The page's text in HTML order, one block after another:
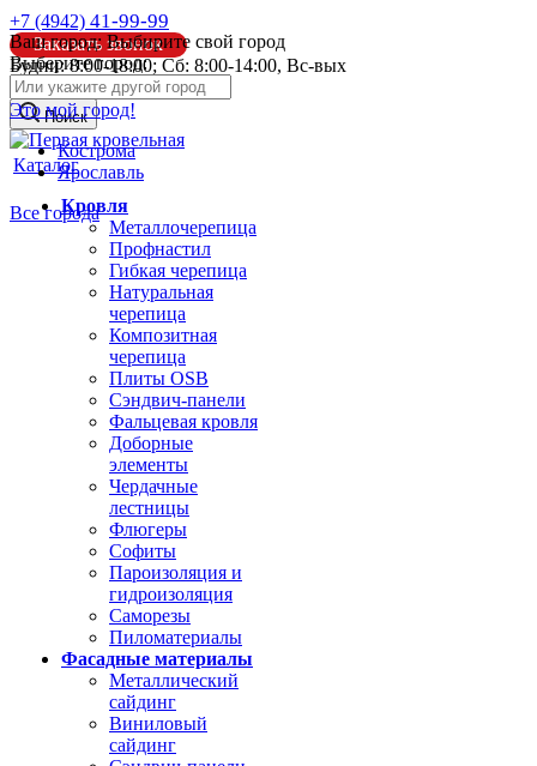
Ваш город: Выбирите свой город
Выберите город:
Это мой город!
Кострома
Ярославль
Все города
+7 (4942) 41-99-99
Заказать звонок
Будни: 8:00-18:00; Сб: 8:00-14:00, Вс-вых
info@pk44.ru
Поиск
Каталог
Кровля
Металлочерепица
Профнастил
Гибкая черепица
Натуральная
черепица
Композитная
черепица
Плиты OSB
Сэндвич-панели
Фальцевая кровля
Доборные
элементы
Чердачные
лестницы
Флюгеры
Софиты
Пароизоляция и
гидроизоляция
Саморезы
Пиломатериалы
Фасадные материалы
Металлический
сайдинг
Виниловый
сайдинг